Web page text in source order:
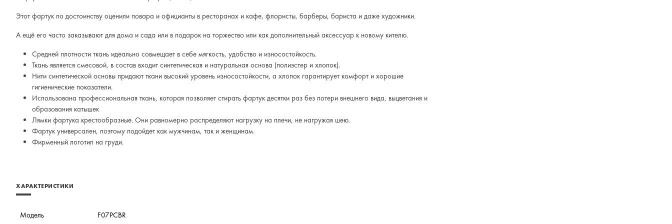
Этот фартук по достоинству оценили повара и официанты в ресторанах и кафе, флористы, барберы, бариста и даже художники.
А ещё его часто заказывают для дома и сада или в подарок на торжество или как дополнительный аксессуар к новому кителю.
Средней плотности ткань идеально совмещает в себе мягкость, удобство и износостойкость.
Ткань является смесовой, в состав входит синтетическая и натуральная основа (полиэстер и хлопок).
Нити синтетической основы придают ткани высокий уровень износостойкости, а хлопок гарантирует комфорт и хорошие
гигиенические показатели.
Использована профессиональная ткань, которая позволяет стирать фартук десятки раз без потери внешнего вида, выцветания и
образования катышек
Лямки фартука крестообразные. Они равномерно распределяют нагрузку на плечи, не нагружая шею.
Фартук универсален, поэтому подойдет как мужчинам, так и женщинам.
Фирменный логотип на груди.
ХАРАКТЕРИСТИКИ
Модель F07PСBR